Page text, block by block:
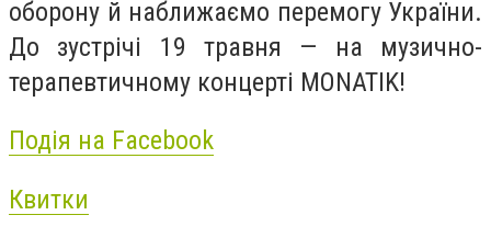
оборону й наближаємо перемогу України.
До зустрічі 19 травня — на музично-
терапевтичному концерті MONATIK!
Подія на Facebook
Квитки